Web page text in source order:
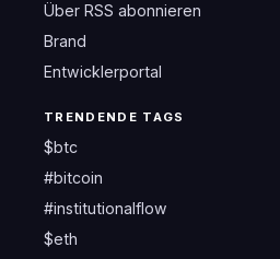
Über RSS abonnieren
Brand
Entwicklerportal
TRENDENDE TAGS
$btc
#bitcoin
#institutionalflow
$eth